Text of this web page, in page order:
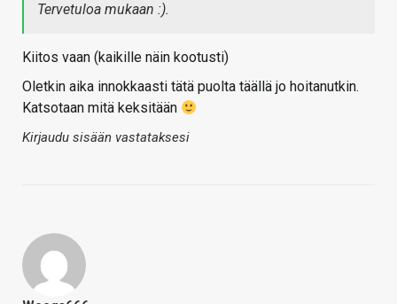
Tervetuloa mukaan :).
Kiitos vaan (kaikille näin kootusti)
Oletkin aika innokkaasti tätä puolta täällä jo hoitanutkin.
Katsotaan mitä keksitään
Kirjaudu sisään vastataksesi